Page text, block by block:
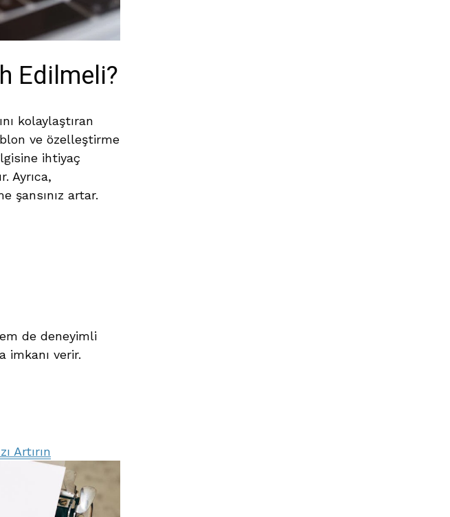
Edilmeli?
kolaylaştıran
ve özelleştirme
ihtiyaç
Ayrıca,
şansınız artar.
de deneyimli
imkanı verir.
Artırın